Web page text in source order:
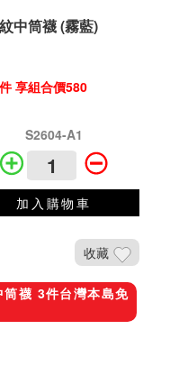
中筒襪 (霧藍)
享組合價580
S2604-A1
加入購物車
收藏
襪 3件台灣本島免